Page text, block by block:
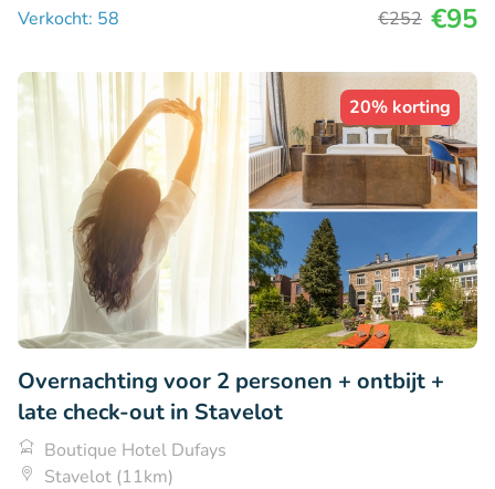
Verkocht: 58
€252 €95
20% korting
Overnachting voor 2 personen + ontbijt +
late check-out in Stavelot
Boutique Hotel Dufays
Stavelot (11km)